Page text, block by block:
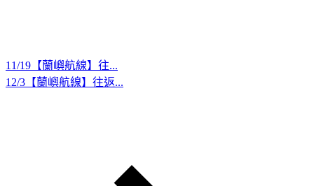
11/19【蘭嶼航線】往...
12/3【蘭嶼航線】往返...